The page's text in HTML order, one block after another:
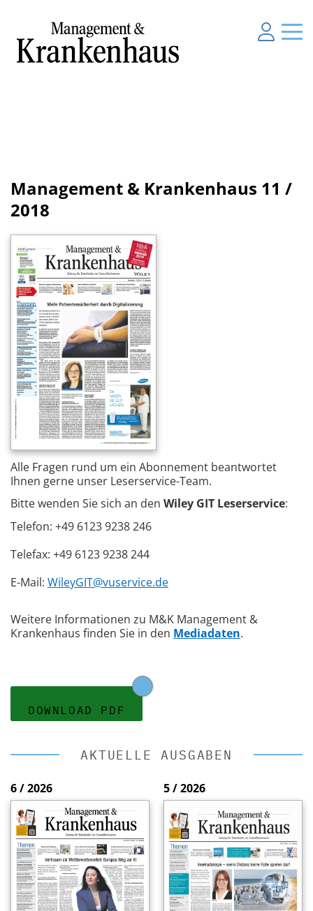
Management & Krankenhaus 11 /
2018
Alle Fragen rund um ein Abonnement beantwortet
Ihnen gerne unser Leserservice-Team.
Bitte wenden Sie sich an den Wiley GIT Leserservice:
Telefon: +49 6123 9238 246
Telefax: +49 6123 9238 244
E-Mail: WileyGIT@vuservice.de
Weitere Informationen zu M&K Management &
Krankenhaus finden Sie in den Mediadaten.
DOWNLOAD PDF
AKTUELLE AUSGABEN
6 / 2026 5 / 2026